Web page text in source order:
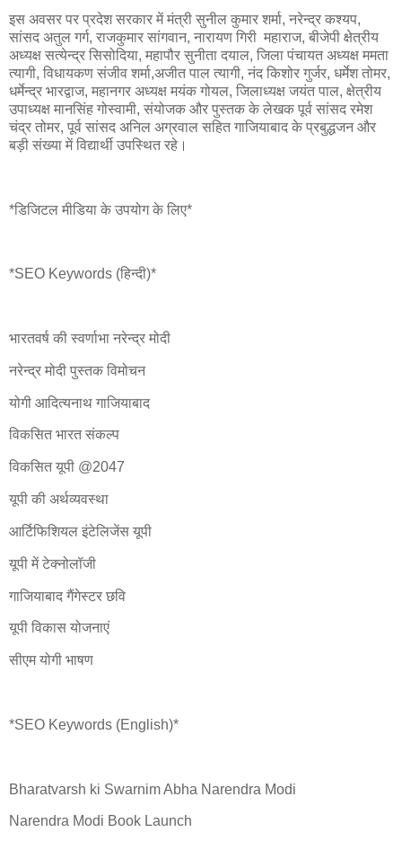
इस अवसर पर प्रदेश सरकार में मंत्री सुनील कुमार शर्मा, नरेन्द्र कश्यप,
सांसद अतुल गर्ग, राजकुमार सांगवान, नारायण गिरी महाराज, बीजेपी क्षेत्रीय
अध्यक्ष सत्येन्द्र सिसोदिया, महापौर सुनीता दयाल, जिला पंचायत अध्यक्ष ममता
त्यागी, विधायकण संजीव शर्मा,अजीत पाल त्यागी, नंद किशोर गुर्जर, धर्मेश तोमर,
धर्मेन्द्र भारद्वाज, महानगर अध्यक्ष मयंक गोयल, जिलाध्यक्ष जयंत पाल, क्षेत्रीय
उपाध्यक्ष मानसिंह गोस्वामी, संयोजक और पुस्तक के लेखक पूर्व सांसद रमेश
चंद्र तोमर, पूर्व सांसद अनिल अग्रवाल सहित गाजियाबाद के प्रबुद्धजन और
बड़ी संख्या में विद्यार्थी उपस्थित रहे।
*डिजिटल मीडिया के उपयोग के लिए*
*SEO Keywords (हिन्दी)*
भारतवर्ष की स्वर्णाभा नरेन्द्र मोदी
नरेन्द्र मोदी पुस्तक विमोचन
योगी आदित्यनाथ गाजियाबाद
विकसित भारत संकल्प
विकसित यूपी @2047
यूपी की अर्थव्यवस्था
आर्टिफिशियल इंटेलिजेंस यूपी
यूपी में टेक्नोलॉजी
गाजियाबाद गैंगेस्टर छवि
यूपी विकास योजनाएं
सीएम योगी भाषण
*SEO Keywords (English)*
Bharatvarsh ki Swarnim Abha Narendra Modi
Narendra Modi Book Launch